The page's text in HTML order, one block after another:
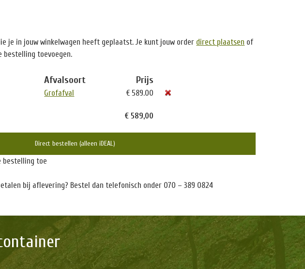
je in jouw winkelwagen heeft geplaatst. Je kunt jouw order direct plaatsen of
bestelling toevoegen.
Afvalsoort Prijs
Grofafval € 589.00
€ 589,00
Direct bestellen (alleen iDEAL)
bestelling toe
bij aflevering? Bestel dan telefonisch onder 070 – 389 0824